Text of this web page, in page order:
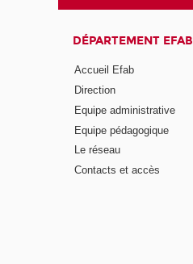
DÉPARTEMENT EFAB
Accueil Efab
Direction
Equipe administrative
Equipe pédagogique
Le réseau
Contacts et accès